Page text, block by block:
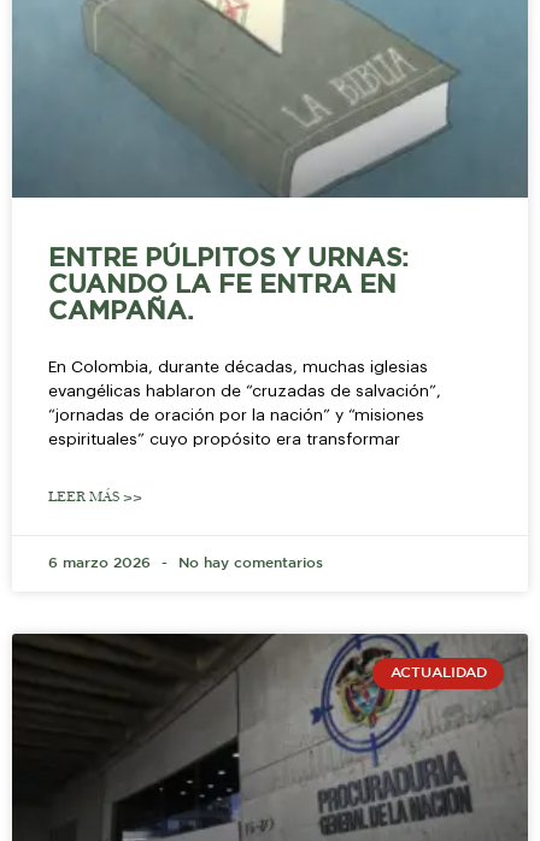
ENTRE PÚLPITOS Y URNAS:
CUANDO LA FE ENTRA EN
CAMPAÑA.
En Colombia, durante décadas, muchas iglesias
evangélicas hablaron de “cruzadas de salvación”,
“jornadas de oración por la nación” y “misiones
espirituales” cuyo propósito era transformar
LEER MÁS >>
6 marzo 2026 No hay comentarios
ACTUALIDAD